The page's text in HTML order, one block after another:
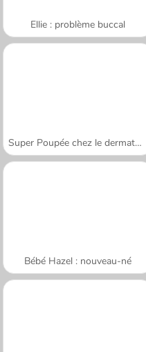
Ellie : problème buccal
Super Poupée chez le dermatologiste
Bébé Hazel : nouveau-né